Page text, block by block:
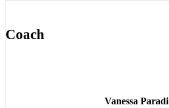
Coach
Vanessa Paradi